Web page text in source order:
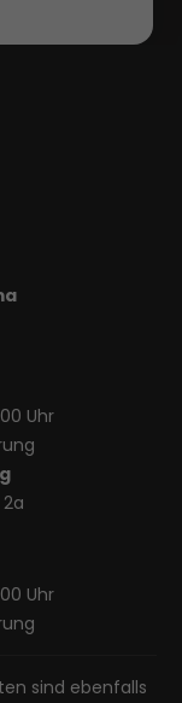
Uhr
Uhr
sind ebenfalls